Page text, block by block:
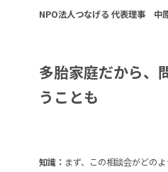
NPO法人つなげる 代表理事 中
多胎家庭だから、
うことも
知識： まず、この相談会がどの